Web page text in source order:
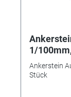
1/
Ankerstein
Stück